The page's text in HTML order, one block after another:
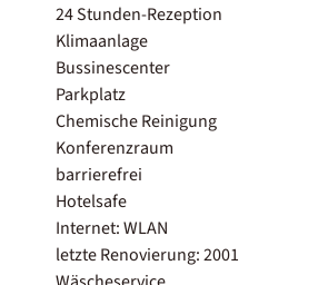
24 Stunden-Rezeption
Klimaanlage
Bussinescenter
Parkplatz
Chemische Reinigung
Konferenzraum
barrierefrei
Hotelsafe
Internet: WLAN
letzte Renovierung: 2001